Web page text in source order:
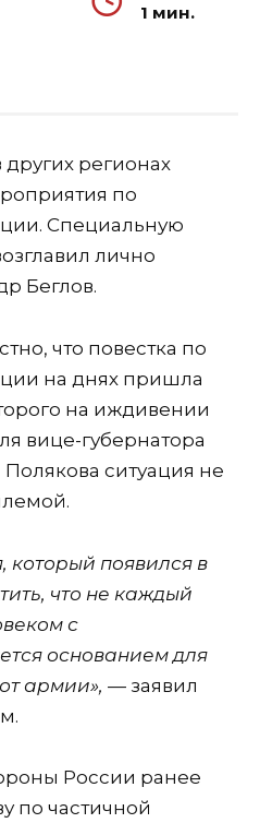
1 мин.
других регионах
по
Специальную
лично
Беглов.
что повестка по
на днях пришла
на иждивении
вице-губернатора
ситуация не
который появился в
что не каждый
с
основанием для
армии», — заявил
России ранее
по частичной